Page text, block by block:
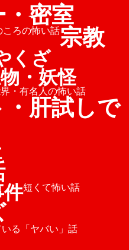
密室
ころの怖い話宗教
くざ
・妖怪
・有名人の怖い話
肝試しで
短くて怖い話
る「ヤバい」話